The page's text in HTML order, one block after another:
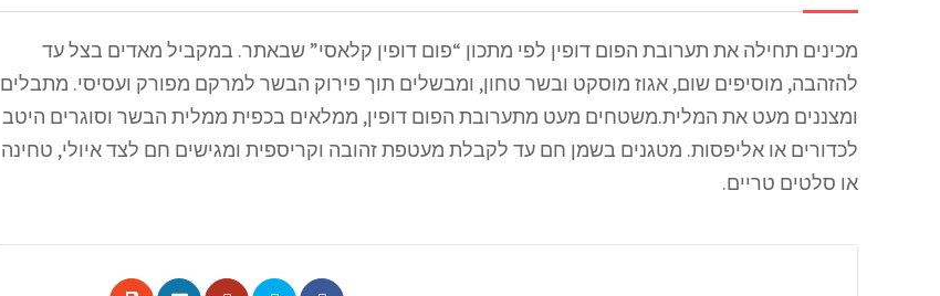
מכינים תחילה את תערובת הפום דופין לפי מתכון “פום דופין קלאסי” שבאתר. במקביל מאדים בצל עד
להזהבה, מוסיפים שום, אגוז מוסקט ובשר טחון, ומבשלים תוך פירוק הבשר למרקם מפורק ועסיסי. מתבלים
ומצננים מעט את המלית.משטחים מעט מתערובת הפום דופין, ממלאים בכפית ממלית הבשר וסוגרים היטב
לכדורים או אליפסות. מטגנים בשמן חם עד לקבלת מעטפת זהובה וקריספית ומגישים חם לצד איולי, טחינה
או סלטים טריים.